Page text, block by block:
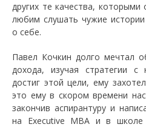
других те качества,
любим слушать чужие
о себе.
Павел Кочкин долго мечтал
дохода, изучая стратегии
достиг этой цели, ему
это ему в скором времени
закончив аспирантуру и
на Executive MBA и в